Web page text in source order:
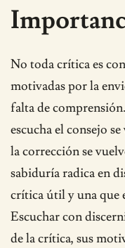
No toda crítica es
motivadas por la
falta de
escucha el consejo
la corrección se
sabiduría radica en
crítica útil y una que
Escuchar con
de la crítica, sus